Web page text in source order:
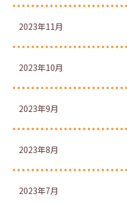
2023年11月
2023年10月
2023年9月
2023年8月
2023年7月